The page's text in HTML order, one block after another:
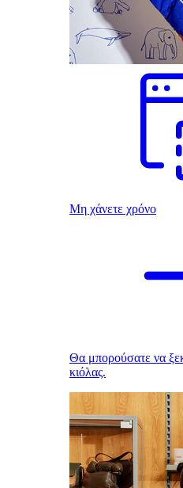
Μη χάνετε χρόνο
Θα μπορούσατε να
κιόλας.